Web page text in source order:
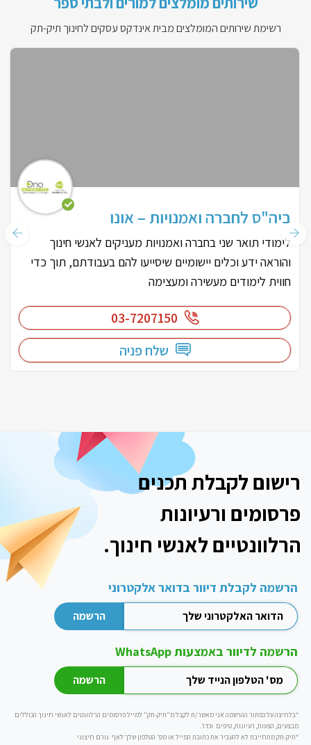
רשימת שירותים המומלצים מבית אינדקס עסקים לחינוך תיק-תק
ביה"ס לחברה ואמנויות – אונו
לימודי תואר שני בחברה ואמנויות מעניקים לאנשי חינוך
והוראה ידע וכלים יישומיים שיסייעו להם בעבודתם, תוך כדי
חווית לימודים מעשירה ומעצימה
03-7207150
שלח פניה
רישום לקבלת תכנים
פרסומים ורעיונות
הרלוונטיים לאנשי חינוך.
הרשמה לקבלת דיוור בדואר אלקטרוני
הרשמה לדיוור באמצעות WhatsApp
*בלחיצה על כפתור ההרשמה אני מאשר/ת לקבל מ"תיק-תק" למייל פרסומים הרלוונטים לאנשי חינוך הכוללים
מבצעים, הצעות, רעיונות, טיפים וכדו'.
*תיק-תק מתחייבת לא להעביר את כתובת המייל או מס' הטלפון שלך לאף גורם חיצוני